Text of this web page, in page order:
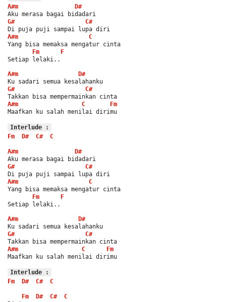
A#m
D#
Aku merasa bagai bidadari
G#
C#
Di puja puji sampai lupa diri
A#m
C
Yang bisa memaksa mengatur cinta
Fm
F
Setiap lelaki..
A#m
D#
Ku sadari semua kesalahanku
G#
C#
Takkan bisa mempermainkan cinta
A#m
C
Fm
Maafkan ku salah menilai dirimu
Interlude :
Fm
D# C# C
A#m
D#
Aku merasa bagai bidadari
G#
C#
Di puja puji sampai lupa diri
A#m
C
Yang bisa memaksa mengatur cinta
Fm
F
Setiap lelaki..
A#m
D#
Ku sadari semua kesalahanku
G#
C#
Takkan bisa mempermainkan cinta
A#m
C
Fm
Maafkan ku salah menilai dirimu
Interlude :
Fm
D# C# C
Fm D# C#
C